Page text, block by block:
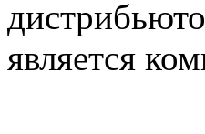
является